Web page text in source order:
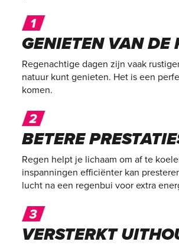
GENIETEN VAN DE
Regenachtige dagen zijn vaak
natuur kunt genieten. Het is een
komen.
BETERE
Regen helpt je lichaam om af te
inspanningen efficiënter kan
lucht na een regenbui voor extra
VERSTERKT